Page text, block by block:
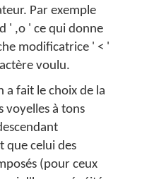
Par exemple
' ,o ' ce qui donne
modificatrice ' < '
voulu.
a fait le choix de la
voyelles à tons
que celui des
(pour ceux